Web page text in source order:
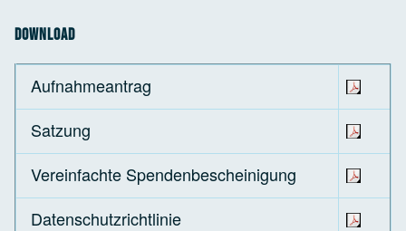
Download
Aufnahmeantrag
Satzung
Vereinfachte Spendenbescheinigung
Datenschutzrichtlinie